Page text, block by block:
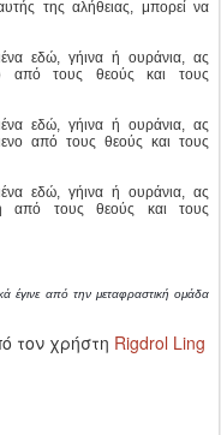
εδώ, γήινα ή ουράνια, ας
από τους θεούς και τους
εδώ, γήινα ή ουράνια, ας
από τους θεούς και τους